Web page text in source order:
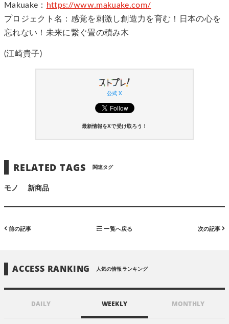
Makuake：
https://www.makuake.com/
プロジェクト名：感覚を刺激し創造力を育む！日本の心を
忘れない！未来に繋ぐ畳の積み木
(江崎貴子)
公式 X
最新情報をXで受け取ろう！
RELATED TAGS 関連タグ
モノ 新商品
前の記事 一覧へ戻る 次の記事
ACCESS RANKING 人気の情報ランキング
DAILY WEEKLY MONTHLY